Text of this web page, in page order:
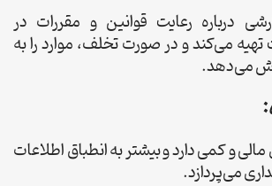
درباره رعایت قوانین و مقررات در
می‌کند و در صورت تخلف، موارد را به
می‌دهد.
و کمی دارد و بیشتر به انطباق اطلاعات
می‌پردازد.